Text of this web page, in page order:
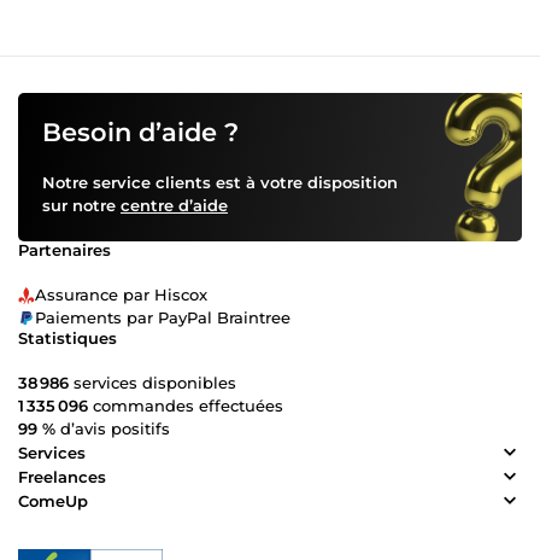
Besoin d’aide ?
Notre service clients est à votre disposition
sur notre centre d’aide
Partenaires
Assurance par Hiscox
Paiements par PayPal Braintree
Statistiques
38 986 services disponibles
1 335 096 commandes effectuées
99 % d’avis positifs
Services
Freelances
ComeUp